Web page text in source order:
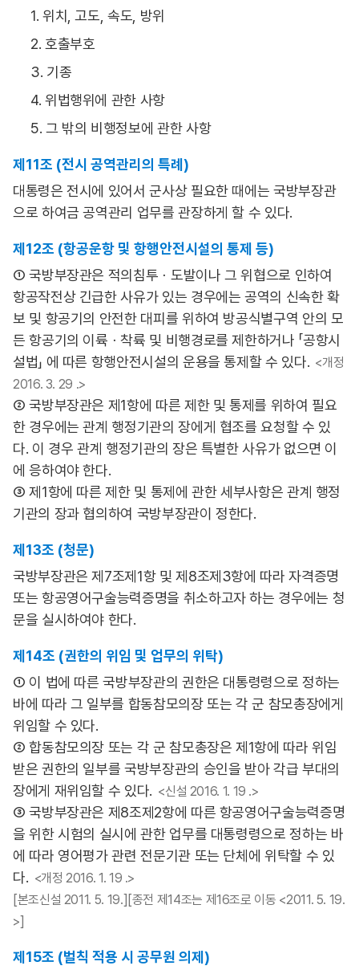
1. 위치, 고도, 속도, 방위
2. 호출부호
3. 기종
4. 위법행위에 관한 사항
5. 그 밖의 비행정보에 관한 사항
제11조 (전시 공역관리의 특례)
대통령은 전시에 있어서 군사상 필요한 때에는 국방부장관
으로 하여금 공역관리 업무를 관장하게 할 수 있다.
제12조 (항공운항 및 항행안전시설의 통제 등)
① 국방부장관은 적의침투ㆍ도발이나 그 위협으로 인하여
항공작전상 긴급한 사유가 있는 경우에는 공역의 신속한 확
보 및 항공기의 안전한 대피를 위하여 방공식별구역 안의 모
든 항공기의 이륙ㆍ착륙 및 비행경로를 제한하거나 「공항시
설법」 에 따른 항행안전시설의 운용을 통제할 수 있다. <개정
2016. 3. 29 .>
② 국방부장관은 제1항에 따른 제한 및 통제를 위하여 필요
한 경우에는 관계 행정기관의 장에게 협조를 요청할 수 있
다. 이 경우 관계 행정기관의 장은 특별한 사유가 없으면 이
에 응하여야 한다.
③ 제1항에 따른 제한 및 통제에 관한 세부사항은 관계 행정
기관의 장과 협의하여 국방부장관이 정한다.
제13조 (청문)
국방부장관은 제7조제1항 및 제8조제3항에 따라 자격증명
또는 항공영어구술능력증명을 취소하고자 하는 경우에는 청
문을 실시하여야 한다.
제14조 (권한의 위임 및 업무의 위탁)
① 이 법에 따른 국방부장관의 권한은 대통령령으로 정하는
바에 따라 그 일부를 합동참모의장 또는 각 군 참모총장에게
위임할 수 있다.
② 합동참모의장 또는 각 군 참모총장은 제1항에 따라 위임
받은 권한의 일부를 국방부장관의 승인을 받아 각급 부대의
장에게 재위임할 수 있다. <신설 2016. 1. 19 .>
③ 국방부장관은 제8조제2항에 따른 항공영어구술능력증명
을 위한 시험의 실시에 관한 업무를 대통령령으로 정하는 바
에 따라 영어평가 관련 전문기관 또는 단체에 위탁할 수 있
다. <개정 2016. 1. 19 .>
[본조신설 2011. 5. 19.][종전 제14조는 제16조로 이동 <2011. 5. 19.
>]
제15조 (벌칙 적용 시 공무원 의제)